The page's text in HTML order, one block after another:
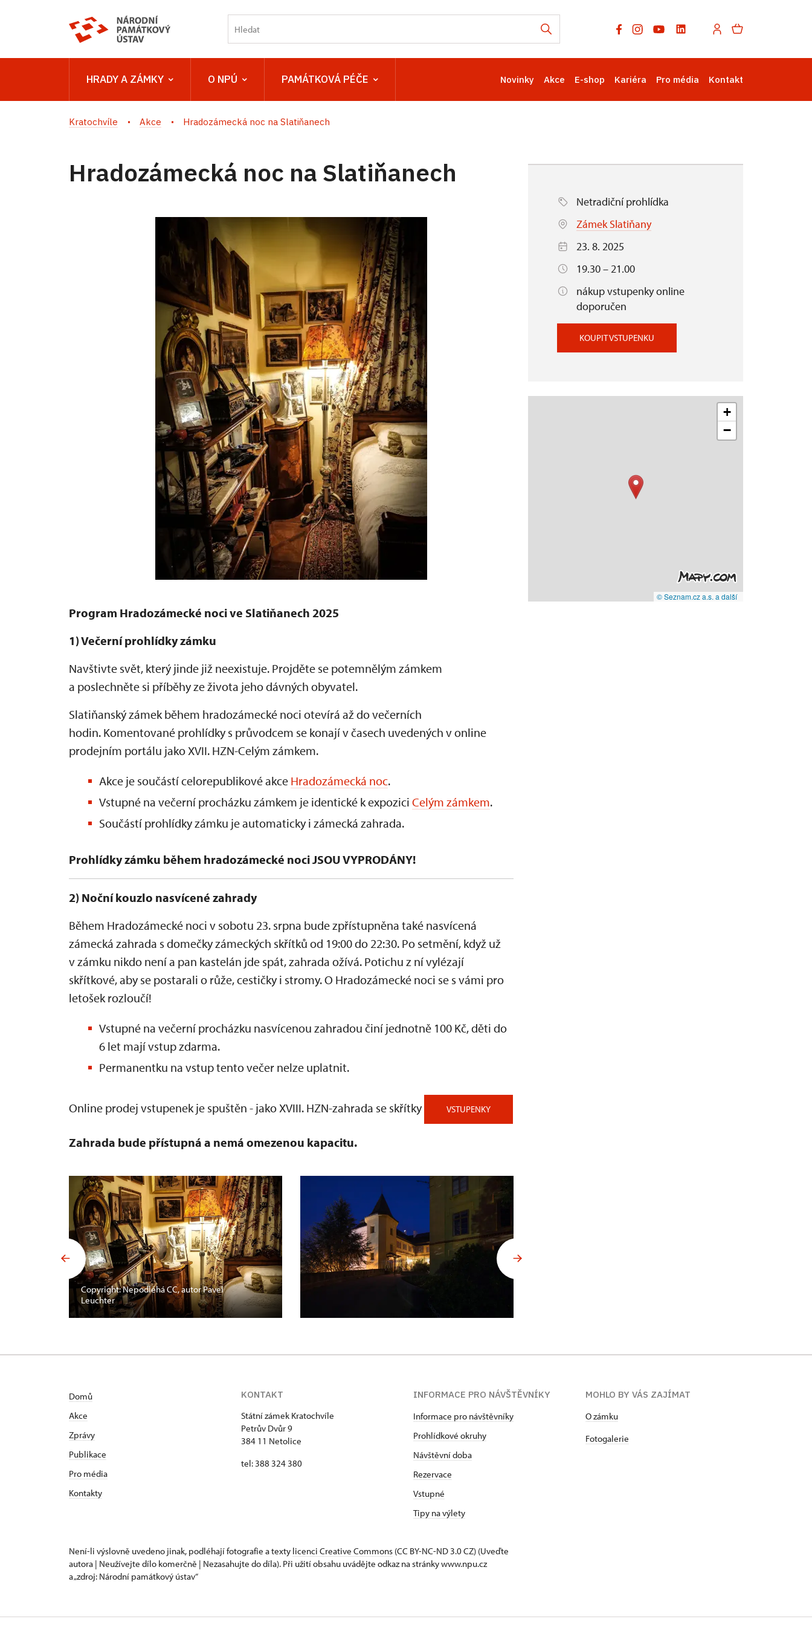
HRADY A ZÁMKY O NPÚ PAMÁTKOVÁ PÉČE Novinky Akce E-shop Kariéra Pro média Kontakt
Kratochvíle Akce Hradozámecká noc na Slatiňanech
Hradozámecká noc na Slatiňanech
Program Hradozámecké noci ve Slatiňanech 2025
1) Večerní prohlídky zámku
Navštivte svět, který jinde již neexistuje. Projděte se potemnělým zámkem
a poslechněte si příběhy ze života jeho dávných obyvatel.
Slatiňanský zámek během hradozámecké noci otevírá až do večerních
hodin. Komentované prohlídky s průvodcem se konají v časech uvedených v online
prodejním portálu jako XVII. HZN-Celým zámkem.
Akce je součástí celorepublikové akce Hradozámecká noc.
Vstupné na večerní procházku zámkem je identické k expozici Celým zámkem.
Součástí prohlídky zámku je automaticky i zámecká zahrada.
Prohlídky zámku během hradozámecké noci JSOU VYPRODÁNY!
2) Noční kouzlo nasvícené zahrady
Během Hradozámecké noci v sobotu 23. srpna bude zpřístupněna také nasvícená
zámecká zahrada s domečky zámeckých skřítků od 19:00 do 22:30. Po setmění, když už
v zámku nikdo není a pan kastelán jde spát, zahrada ožívá. Potichu z ní vylézají
skřítkové, aby se postarali o růže, cestičky i stromy. O Hradozámecké noci se s vámi pro
letošek rozloučí!
Vstupné na večerní procházku nasvícenou zahradou činí jednotně 100 Kč, děti do
6 let mají vstup zdarma.
Permanentku na vstup tento večer nelze uplatnit.
Online prodej vstupenek je spuštěn - jako XVIII. HZN-zahrada se skřítky VSTUPENKY
Zahrada bude přístupná a nemá omezenou kapacitu.
Copyright: Nepodléhá CC, autor Pavel
Leuchter
Netradiční prohlídka
Zámek Slatiňany
23. 8. 2025
19.30 – 21.00
nákup vstupenky online
doporučen
KOUPIT VSTUPENKU
+
−
© Seznam.cz a.s. a další
Domů
Akce
Zprávy
Publikace
Pro média
Kontakty
KONTAKT
Státní zámek Kratochvíle
Petrův Dvůr 9
384 11 Netolice
tel: 388 324 380
INFORMACE PRO NÁVŠTĚVNÍKY
Informace pro návštěvníky
Prohlídkové okruhy
Návštěvní doba
Rezervace
Vstupné
Tipy na výlety
MOHLO BY VÁS ZAJÍMAT
​​​​​​O zámku
Fotogalerie
Není-li výslovně uvedeno jinak, podléhají fotografie a texty licenci Creative Commons (CC BY-NC-ND 3.0 CZ) (Uveďte
autora | Neužívejte dílo komerčně | Nezasahujte do díla). Při užití obsahu uvádějte odkaz na stránky www.npu.cz
a „zdroj: Národní památkový ústav“